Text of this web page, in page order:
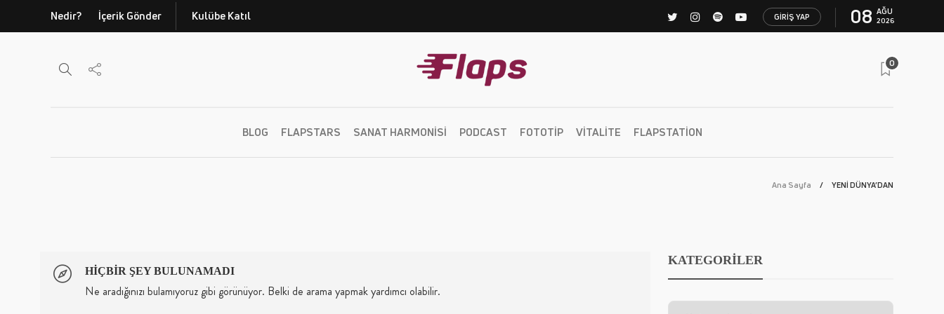
Nedir? İçerik Gönder Kulübe Katıl GIRIŞ YAP 08 AĞU
2026
0
BLOG FLAPSTARS SANAT HARMONISI PODCAST FOTOTIP VITALITE FLAPSTATION
Ana Sayfa YENİ DÜNYA’DAN
HIÇBIR ŞEY BULUNAMADI
Ne aradığınızı bulamıyoruz gibi görünüyor. Belki de arama yapmak yardımcı olabilir.
KATEGORİLER